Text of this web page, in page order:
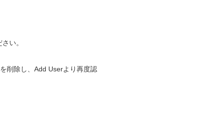
い。
削除し、Add Userより再度認